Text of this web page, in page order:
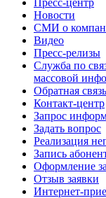
Пресс-центр
Новости
СМИ о
Видео
Пресс-релизы
Служба по
массовой
Обратная связь
Контакт-центр
Запрос
Задать вопрос
Реализация
Запись
Оформление
Отзыв заявки
Интернет-